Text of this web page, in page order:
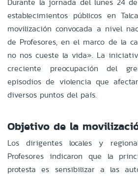
establecimientos públicos en
movilización convocada a nivel
de Profesores, en el marco de la
no nos cueste la vida». La
creciente preocupación del
episodios de violencia que
diversos puntos del país.
Objetivo de la
Los dirigentes locales y
Profesores indicaron que la
protesta es sensibilizar a las